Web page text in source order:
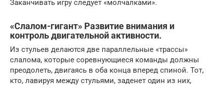
Заканчивать игру следует «молчалками».
«Слалом-гигант» Развитие внимания и
контроль двигательной активности.
Из стульев делаются две параллельные «трассы»
слалома, которые соревнующиеся команды должны
преодолеть, двигаясь в оба конца вперед спиной. Тот,
кто, лавируя между стульями, заденет один из них,